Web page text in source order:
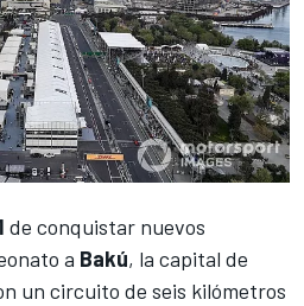
de conquistar nuevos
a Bakú, la capital de
un circuito de seis kilómetros